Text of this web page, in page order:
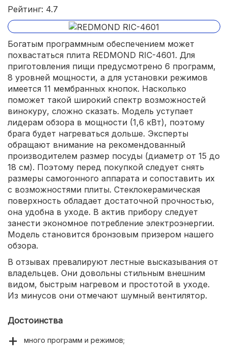
Рейтинг: 4.7
Богатым программным обеспечением может
похвастаться плита REDMOND RIC-4601. Для
приготовления пищи предусмотрено 6 программ,
8 уровней мощности, а для установки режимов
имеется 11 мембранных кнопок. Насколько
поможет такой широкий спектр возможностей
винокуру, сложно сказать. Модель уступает
лидерам обзора в мощности (1,6 кВт), поэтому
брага будет нагреваться дольше. Эксперты
обращают внимание на рекомендованный
производителем размер посуды (диаметр от 15 до
18 см). Поэтому перед покупкой следует снять
размеры самогонного аппарата и сопоставить их
с возможностями плиты. Стеклокерамическая
поверхность обладает достаточной прочностью,
она удобна в уходе. В актив прибору следует
занести экономное потребление электроэнергии.
Модель становится бронзовым призером нашего
обзора.
В отзывах превалируют лестные высказывания от
владельцев. Они довольны стильным внешним
видом, быстрым нагревом и простотой в уходе.
Из минусов они отмечают шумный вентилятор.
Достоинства
много программ и режимов;